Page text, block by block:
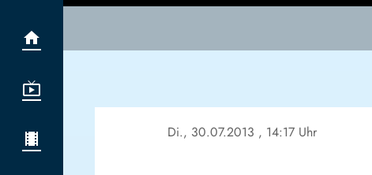
Di., 30.07.2013 , 14:17 Uhr